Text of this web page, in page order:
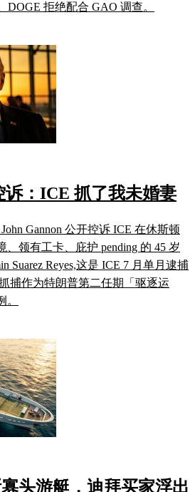
DOGE 拒绝配合 GAO 调查。
诉：ICE 抓了我未婚妻
Gannon 公开控诉 ICE 在休斯顿
领有工卡、庇护 pending 的 45 岁
Suarez Reyes,这是 ICE 7 月单月逮捕
捕作为特朗普第二任期「驱逐运
头游艇，迪拜买家浮出